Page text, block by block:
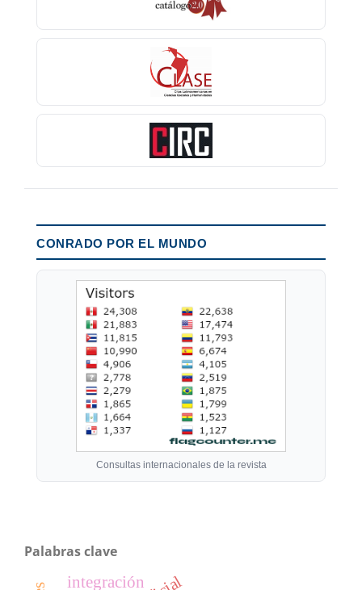
CONRADO POR EL MUNDO
Consultas internacionales de la revista
Palabras clave
integración